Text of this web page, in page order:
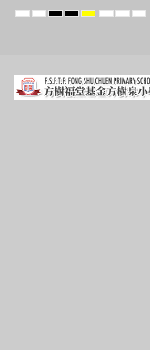
Default
NightHighHighHighSetSetSet